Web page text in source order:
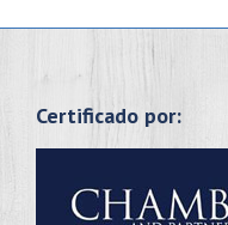
Certificado por: